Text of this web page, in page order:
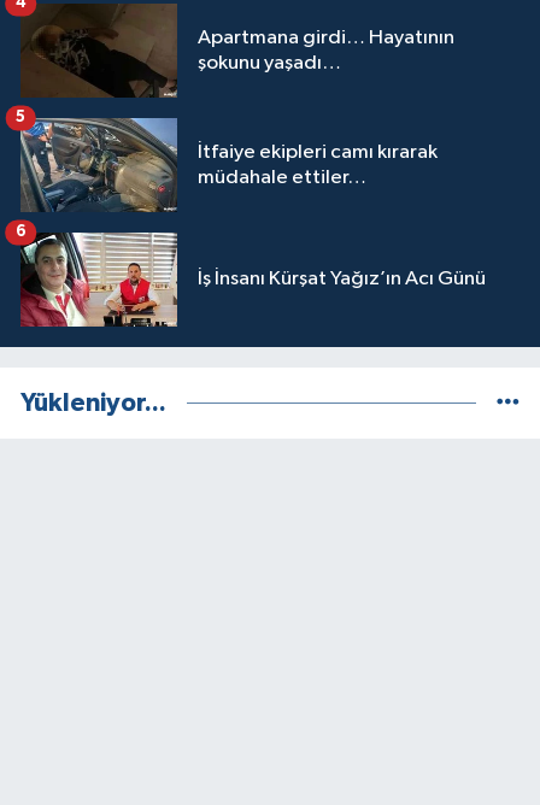
Apartmana girdi… Hayatının
şokunu yaşadı…
İtfaiye ekipleri camı kırarak
müdahale ettiler…
5
İş İnsanı Kürşat Yağız’ın Acı Günü
6
Yükleniyor...